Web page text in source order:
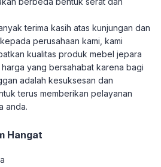
terima kasih atas kunjungan dan
perusahaan kami, kami
kualitas produk mebel jepara
yang bersahabat karena bagi
adalah kesuksesan dan
terus memberikan pelayanan
anda.
Hangat